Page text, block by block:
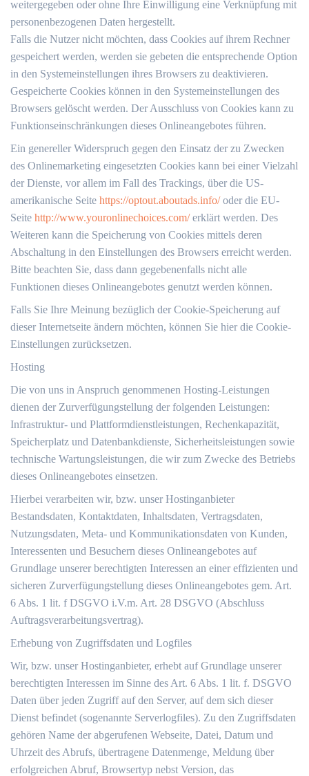
weitergegeben oder ohne Ihre Einwilligung eine Verknüpfung mit
personenbezogenen Daten hergestellt.
Falls die Nutzer nicht möchten, dass Cookies auf ihrem Rechner
gespeichert werden, werden sie gebeten die entsprechende Option
in den Systemeinstellungen ihres Browsers zu deaktivieren.
Gespeicherte Cookies können in den Systemeinstellungen des
Browsers gelöscht werden. Der Ausschluss von Cookies kann zu
Funktionseinschränkungen dieses Onlineangebotes führen.
Ein genereller Widerspruch gegen den Einsatz der zu Zwecken
des Onlinemarketing eingesetzten Cookies kann bei einer Vielzahl
der Dienste, vor allem im Fall des Trackings, über die US-
amerikanische Seite https://optout.aboutads.info/oder die EU-
Seite http://www.youronlinechoices.com/erklärt werden. Des
Weiteren kann die Speicherung von Cookies mittels deren
Abschaltung in den Einstellungen des Browsers erreicht werden.
Bitte beachten Sie, dass dann gegebenenfalls nicht alle
Funktionen dieses Onlineangebotes genutzt werden können.
Falls Sie Ihre Meinung bezüglich der Cookie-Speicherung auf
dieser Internetseite ändern möchten, können Sie hier die Cookie-
Einstellungen zurücksetzen.
Hosting
Die von uns in Anspruch genommenen Hosting-Leistungen
dienen der Zurverfügungstellung der folgenden Leistungen:
Infrastruktur- und Plattformdienstleistungen, Rechenkapazität,
Speicherplatz und Datenbankdienste, Sicherheitsleistungen sowie
technische Wartungsleistungen, die wir zum Zwecke des Betriebs
dieses Onlineangebotes einsetzen.
Hierbei verarbeiten wir, bzw. unser Hostinganbieter
Bestandsdaten, Kontaktdaten, Inhaltsdaten, Vertragsdaten,
Nutzungsdaten, Meta- und Kommunikationsdaten von Kunden,
Interessenten und Besuchern dieses Onlineangebotes auf
Grundlage unserer berechtigten Interessen an einer effizienten und
sicheren Zurverfügungstellung dieses Onlineangebotes gem. Art.
6 Abs. 1 lit. f DSGVO i.V.m. Art. 28 DSGVO (Abschluss
Auftragsverarbeitungsvertrag).
Erhebung von Zugriffsdaten und Logfiles
Wir, bzw. unser Hostinganbieter, erhebt auf Grundlage unserer
berechtigten Interessen im Sinne des Art. 6 Abs. 1 lit. f. DSGVO
Daten über jeden Zugriff auf den Server, auf dem sich dieser
Dienst befindet (sogenannte Serverlogfiles). Zu den Zugriffsdaten
gehören Name der abgerufenen Webseite, Datei, Datum und
Uhrzeit des Abrufs, übertragene Datenmenge, Meldung über
erfolgreichen Abruf, Browsertyp nebst Version, das